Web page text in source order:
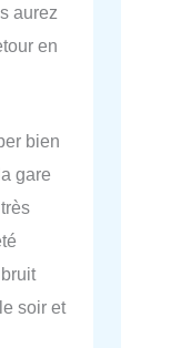
aurez
en
bien
gare
soir et